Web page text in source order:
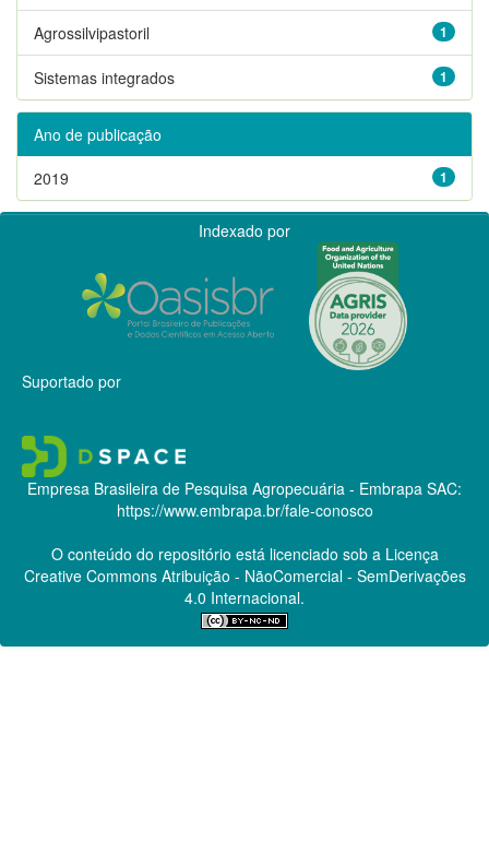
1
Agrossilvipastoril
1
Sistemas integrados
Ano de publicação
1
2019
Indexado por
Suportado por
Empresa Brasileira de Pesquisa Agropecuária - Embrapa SAC:
https://www.embrapa.br/fale-conosco
O conteúdo do repositório está licenciado sob a Licença
Creative CommonsAtribuição - NãoComercial - SemDerivações
4.0 Internacional.